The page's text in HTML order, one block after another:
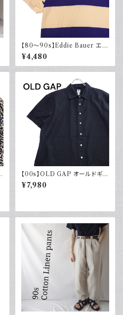
【80～90s】Eddie Bauer エデ
ィバウアー ポロシャツ 太ボーダ
ー 黒タグ
¥4,480
【00s】OLD GAP オールドギャ
ップ コットンリネンシャツ ブラッ
ク 黒 古着 半袖
¥7,980